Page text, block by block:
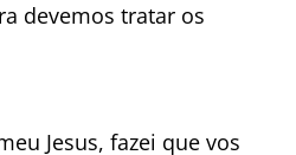
devemos tratar os
Jesus, fazei que vos